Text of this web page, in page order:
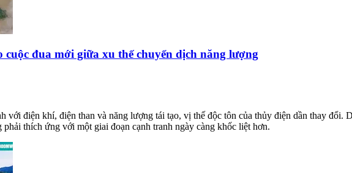
đua mới giữa xu thế chuyển dịch năng lượng
với điện khí, điện than và năng lượng tái tạo, vị thế độc tôn của thủy điện dần thay đổi.
thích ứng với một giai đoạn cạnh tranh ngày càng khốc liệt hơn.